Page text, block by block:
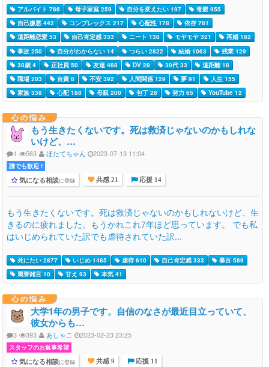
アルバイト 766
母子家庭 259 自分を変えたい 197
毒親 955
自己嫌悪 442
コンプレックス 217 心配性 178
依存 781
遠距離恋愛 53
自己肯定感 333 ニート 138 モヤモヤ 321
再婚 182
事故 250
自分がわからない 14 つらい 2822 結婚 1063
残業 129
38歳 4
正社員 50 友達 488 DV 28 30代 33
遠距離 18
職場 203
自責 8 不安 392 人間関係 129 夢 91
人生 155
家族 338
心配 188 母親 200 包丁 28 努力 65 YouTube 12
心の悩み
もう生きたくないです。死は救済じゃないのかもしれな
いけど、…
1 563 ほたてちゃん 2023-07-13 11:04
誰でも歓迎 !
気になる相談に登録 共感 21 応援 14
もう生きたくないです。死は救済じゃないのかもしれないけど、生
きるのに疲れました。もうかれこれ7年ほど思っています。 でも私
はいじめられていた訳でも虐待されていた訳...
死にたい 2877 いじめ 1485 虐待 610 自己肯定感 333
暴言 589
罵詈雑言 10
甘え 93 本気 41
心の悩み
大学1年の男子です。自信のなさが最近目立っていて、
彼女からも…
3 393 あしゃこ 2023-02-23 23:25
スタッフのお返事希望
気になる相談に登録 共感 9 応援 11